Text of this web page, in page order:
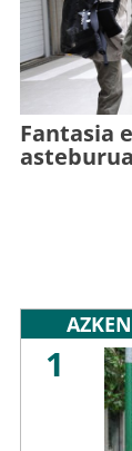
Fantasia
1